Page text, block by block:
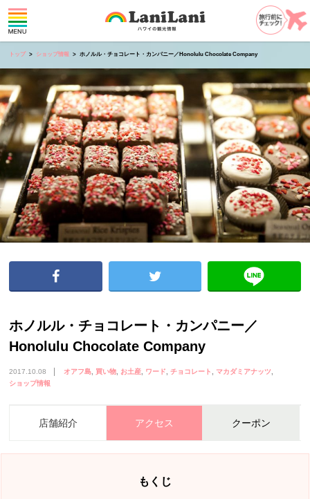
トップ ショップ情報 ホノルル・チョコレート・カンパニー／Honolulu Chocolate Company
ホノルル・チョコレート・カンパニー／
Honolulu Chocolate Company
2017.10.08 オアフ島 買い物 お土産 ワード チョコレート
マカダミアナッツ
ショップ情報
店舗紹介 アクセス クーポン
もくじ